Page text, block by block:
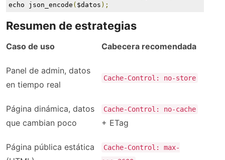
echo json_encode ( $datos );
Resumen de estrategias
Caso de uso Cabecera recomendada
Panel de admin, datos
en tiempo real
Cache-Control: no-store
Página dinámica, datos
que cambian poco
Cache-Control: no-cache
+ ETag
Página pública estática
Cache-Control: max-